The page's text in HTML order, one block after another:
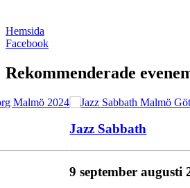
Hemsida
Facebook
Rekommenderade
Jazz Sabbath
9 septemberaugusti